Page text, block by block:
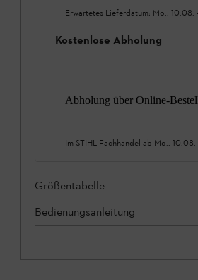
Erwartetes Lieferdatum: Mo., 10.08. -
Kostenlose Abholung
Abholung über Online-
Im STIHL Fachhandel ab Mo., 10.08.
Größentabelle
Bedienungsanleitung